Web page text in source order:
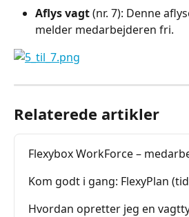
Aflys vagt (nr. 7): Denne
melder medarbejderen fri.
Relaterede artikler
Flexybox WorkForce –
Kom godt i gang: FlexyPlan
Hvordan opretter jeg en